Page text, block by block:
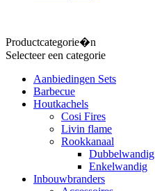
Productcategorie�n
Selecteer een categorie
Aanbiedingen Sets
Barbecue
Houtkachels
Cosi Fires
Livin flame
Rookkanaal
Dubbelwandig
Enkelwandig
Inbouwbranders